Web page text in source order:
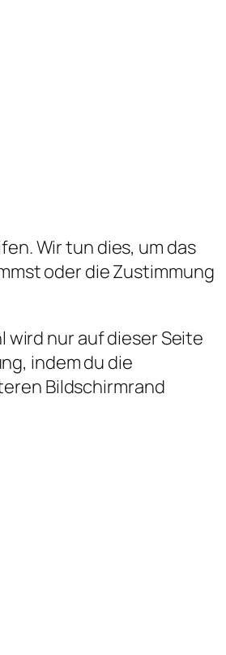
Wir tun dies, um das
oder die Zustimmung
wird nur auf dieser Seite
indem du die
Bildschirmrand